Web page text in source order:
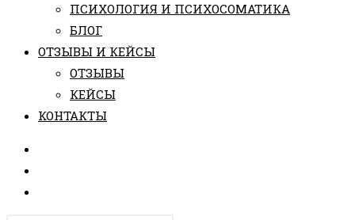
ПCИХОЛОГИЯ И ПСИХОСОМАТИКА
БЛОГ
ОТЗЫВЫ И КЕЙСЫ
ОТЗЫВЫ
КЕЙСЫ
КОНТАКТЫ